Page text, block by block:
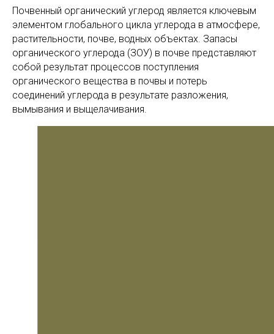
Почвенный органический углерод является ключевым
элементом глобального цикла углерода в атмосфере,
растительности, почве, водных объектах. Запасы
органического углерода (ЗОУ) в почве представляют
собой результат процессов поступления
органического вещества в почвы и потерь
соединений углерода в результате разложения,
вымывания и выщелачивания.